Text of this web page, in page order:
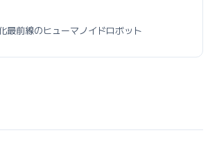
最前線のヒューマノイドロボット